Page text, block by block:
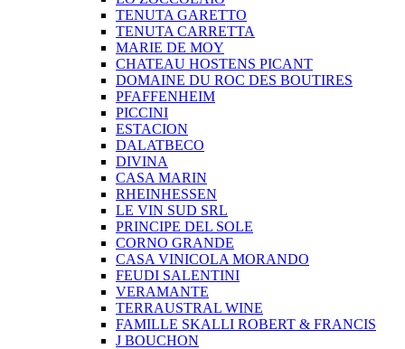
TENUTA GARETTO
TENUTA CARRETTA
MARIE DE MOY
CHATEAU HOSTENS PICANT
DOMAINE DU ROC DES BOUTIRES
PFAFFENHEIM
PICCINI
ESTACION
DALATBECO
DIVINA
CASA MARIN
RHEINHESSEN
LE VIN SUD SRL
PRINCIPE DEL SOLE
CORNO GRANDE
CASA VINICOLA MORANDO
FEUDI SALENTINI
VERAMANTE
TERRAUSTRAL WINE
FAMILLE SKALLI ROBERT & FRANCIS
J BOUCHON